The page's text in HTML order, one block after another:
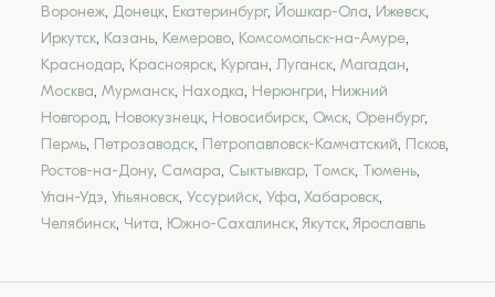
Воронеж, Донецк, Екатеринбург, Йошкар-Ола, Ижевск,
Иркутск, Казань, Кемерово, Комсомольск-на-Амуре,
Краснодар, Красноярск, Курган, Луганск, Магадан,
Москва, Мурманск, Находка, Нерюнгри, Нижний
Новгород, Новокузнецк, Новосибирск, Омск, Оренбург,
Пермь, Петрозаводск, Петропавловск-Камчатский, Псков,
Ростов-на-Дону, Самара, Сыктывкар, Томск, Тюмень,
Улан-Удэ, Ульяновск, Уссурийск, Уфа, Хабаровск,
Челябинск, Чита, Южно-Сахалинск, Якутск, Ярославль